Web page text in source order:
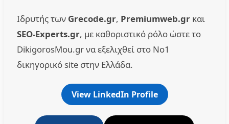
Ιδρυτής των Grecode.gr, Premiumweb.gr και
SEO-Experts.gr, με καθοριστικό ρόλο ώστε το
DikigorosMou.gr να εξελιχθεί στο No1
δικηγορικό site στην Ελλάδα.
View LinkedIn Profile